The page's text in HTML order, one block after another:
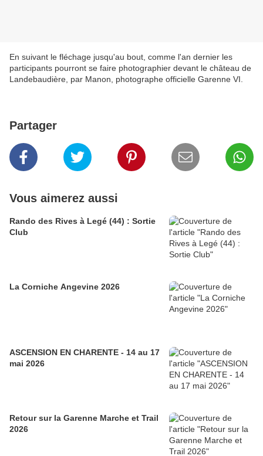
En suivant le fléchage jusqu'au bout, comme l'an dernier les
participants pourront se faire photographier devant le château de
Landebaudière, par Manon, photographe officielle Garenne VI.
Partager
Vous aimerez aussi
Rando des Rives à Legé (44) : Sortie
Club
La Corniche Angevine 2026
ASCENSION EN CHARENTE - 14 au 17
mai 2026
Retour sur la Garenne Marche et Trail
2026